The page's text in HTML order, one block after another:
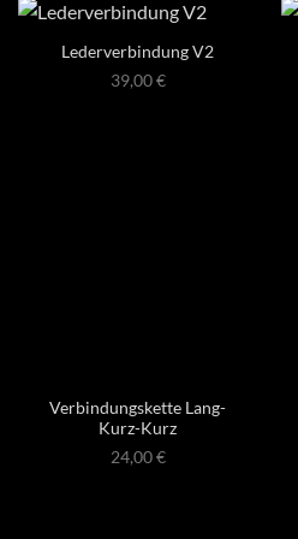
Lederverbindung V2
39,00€
Verbindungskette Lang-
Kurz-Kurz
24,00€